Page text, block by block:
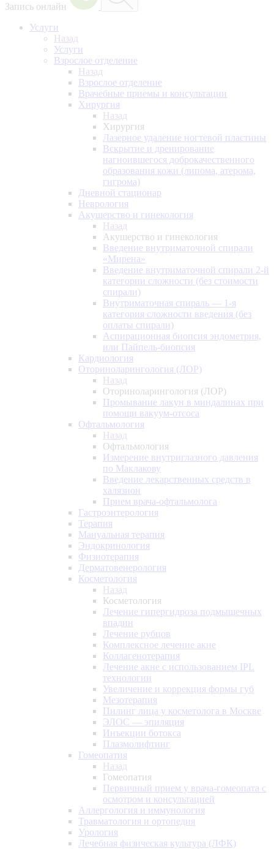
Запись онлайн
Услуги
Назад
Услуги
Взрослое отделение
Назад
Взрослое отделение
Врачебные приемы и консультации
Хирургия
Назад
Хирургия
Лазерное удаление ногтевой пластины
Вскрытие и дренирование
нагноившегося доброкачественного
образования кожи (липома, атерома,
гигрома)
Дневной стационар
Неврология
Акушерство и гинекология
Назад
Акушерство и гинекология
Введение внутриматочной спирали
«Мирена»
Введение внутриматочной спирали 2-й
категории сложности (без стоимости
спирали)
Внутриматочная спираль — 1-я
категория сложности введения (без
оплаты спирали)
Аспирационная биопсия эндометрия,
или Пайпель-биопсия
Кардиология
Оториноларингология (ЛОР)
Назад
Оториноларингология (ЛОР)
Промывание лакун в миндалинах при
помощи вакуум-отсоса
Офтальмология
Назад
Офтальмология
Измерение внутриглазного давления
по Маклакову
Введение лекарственных средств в
халязион
Прием врача-офтальмолога
Гастроэнтерология
Терапия
Мануальная терапия
Эндокринология
Физиотерапия
Дерматовенерология
Косметология
Назад
Косметология
Лечение гипергидроза подмышечных
впадин
Лечение рубцов
Комплексное лечение акне
Коллагенотерапия
Лечение акне с использованием IPL
технологии
Увеличение и коррекция формы губ
Мезотерапия
Пилинг лица у косметолога в Москве
ЭЛОС — эпиляция
Инъекции ботокса
Плазмолифтинг
Гомеопатия
Назад
Гомеопатия
Первичный прием у врача-гомеопата с
осмотром и консультацией
Аллергология и иммунология
Травматология и ортопедия
Урология
Лечебная физическая культура (ЛФК)